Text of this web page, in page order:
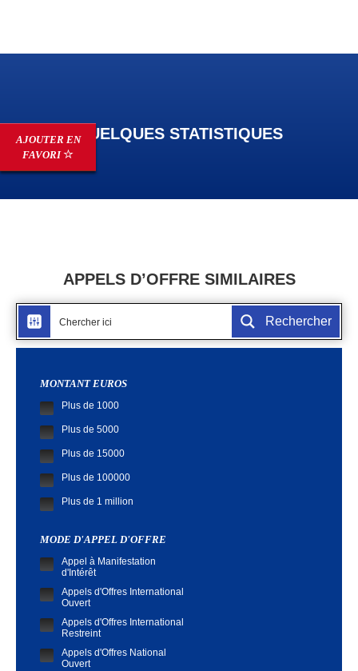
QUELQUES STATISTIQUES
APPELS D’OFFRE SIMILAIRES
Rechercher
MONTANT EUROS
Plus de 1000
Plus de 5000
Plus de 15000
Plus de 100000
Plus de 1 million
MODE D'APPEL D'OFFRE
Appel à Manifestation
d'Intérêt
Appels d'Offres International
Ouvert
Appels d'Offres International
Restreint
Appels d'Offres National
Ouvert
AJOUTER EN
FAVORI